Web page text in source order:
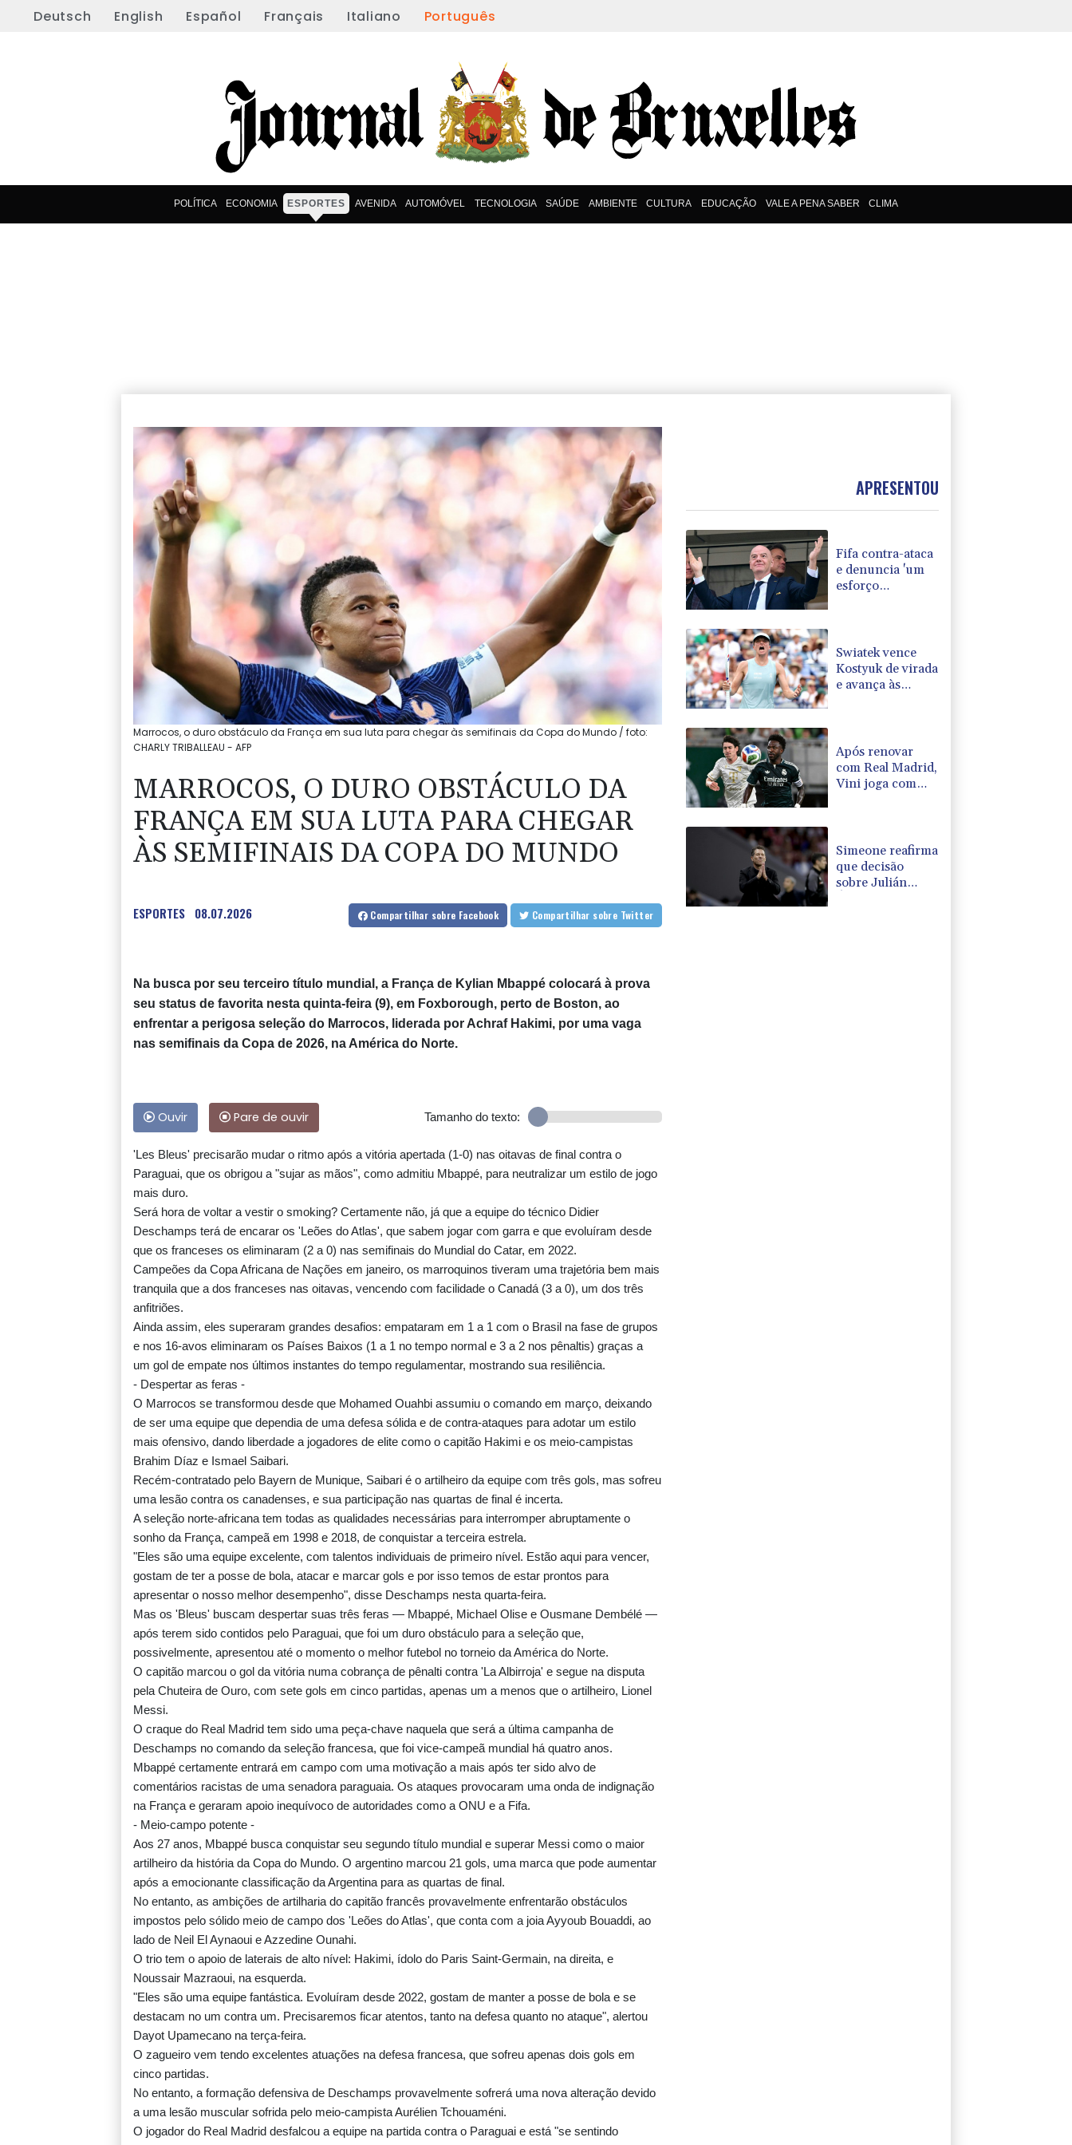
Deutsch English Español Français Italiano Português
POLÍTICA ECONOMIA ESPORTES AVENIDA AUTOMÓVEL TECNOLOGIA SAÚDE AMBIENTE CULTURA EDUCAÇÃO VALE A PENA SABER CLIMA
Marrocos, o duro obstáculo da França em sua luta para chegar às semifinais da Copa do Mundo / foto:
CHARLY TRIBALLEAU - AFP
MARROCOS, O DURO OBSTÁCULO DA
FRANÇA EM SUA LUTA PARA CHEGAR
ÀS SEMIFINAIS DA COPA DO MUNDO
ESPORTES 08.07.2026 Compartilhar sobre Facebook Compartilhar sobre Twitter
Na busca por seu terceiro título mundial, a França de Kylian Mbappé colocará à prova
seu status de favorita nesta quinta-feira (9), em Foxborough, perto de Boston, ao
enfrentar a perigosa seleção do Marrocos, liderada por Achraf Hakimi, por uma vaga
nas semifinais da Copa de 2026, na América do Norte.
Ouvir Pare de ouvir Tamanho do texto:
'Les Bleus' precisarão mudar o ritmo após a vitória apertada (1-0) nas oitavas de final contra o
Paraguai, que os obrigou a "sujar as mãos", como admitiu Mbappé, para neutralizar um estilo de jogo
mais duro.
Será hora de voltar a vestir o smoking? Certamente não, já que a equipe do técnico Didier
Deschamps terá de encarar os 'Leões do Atlas', que sabem jogar com garra e que evoluíram desde
que os franceses os eliminaram (2 a 0) nas semifinais do Mundial do Catar, em 2022.
Campeões da Copa Africana de Nações em janeiro, os marroquinos tiveram uma trajetória bem mais
tranquila que a dos franceses nas oitavas, vencendo com facilidade o Canadá (3 a 0), um dos três
anfitriões.
Ainda assim, eles superaram grandes desafios: empataram em 1 a 1 com o Brasil na fase de grupos
e nos 16-avos eliminaram os Países Baixos (1 a 1 no tempo normal e 3 a 2 nos pênaltis) graças a
um gol de empate nos últimos instantes do tempo regulamentar, mostrando sua resiliência.
- Despertar as feras -
O Marrocos se transformou desde que Mohamed Ouahbi assumiu o comando em março, deixando
de ser uma equipe que dependia de uma defesa sólida e de contra-ataques para adotar um estilo
mais ofensivo, dando liberdade a jogadores de elite como o capitão Hakimi e os meio-campistas
Brahim Díaz e Ismael Saibari.
Recém-contratado pelo Bayern de Munique, Saibari é o artilheiro da equipe com três gols, mas sofreu
uma lesão contra os canadenses, e sua participação nas quartas de final é incerta.
A seleção norte-africana tem todas as qualidades necessárias para interromper abruptamente o
sonho da França, campeã em 1998 e 2018, de conquistar a terceira estrela.
"Eles são uma equipe excelente, com talentos individuais de primeiro nível. Estão aqui para vencer,
gostam de ter a posse de bola, atacar e marcar gols e por isso temos de estar prontos para
apresentar o nosso melhor desempenho", disse Deschamps nesta quarta-feira.
Mas os 'Bleus' buscam despertar suas três feras — Mbappé, Michael Olise e Ousmane Dembélé —
após terem sido contidos pelo Paraguai, que foi um duro obstáculo para a seleção que,
possivelmente, apresentou até o momento o melhor futebol no torneio da América do Norte.
O capitão marcou o gol da vitória numa cobrança de pênalti contra 'La Albirroja' e segue na disputa
pela Chuteira de Ouro, com sete gols em cinco partidas, apenas um a menos que o artilheiro, Lionel
Messi.
O craque do Real Madrid tem sido uma peça-chave naquela que será a última campanha de
Deschamps no comando da seleção francesa, que foi vice-campeã mundial há quatro anos.
Mbappé certamente entrará em campo com uma motivação a mais após ter sido alvo de
comentários racistas de uma senadora paraguaia. Os ataques provocaram uma onda de indignação
na França e geraram apoio inequívoco de autoridades como a ONU e a Fifa.
- Meio-campo potente -
Aos 27 anos, Mbappé busca conquistar seu segundo título mundial e superar Messi como o maior
artilheiro da história da Copa do Mundo. O argentino marcou 21 gols, uma marca que pode aumentar
após a emocionante classificação da Argentina para as quartas de final.
No entanto, as ambições de artilharia do capitão francês provavelmente enfrentarão obstáculos
impostos pelo sólido meio de campo dos 'Leões do Atlas', que conta com a joia Ayyoub Bouaddi, ao
lado de Neil El Aynaoui e Azzedine Ounahi.
O trio tem o apoio de laterais de alto nível: Hakimi, ídolo do Paris Saint-Germain, na direita, e
Noussair Mazraoui, na esquerda.
"Eles são uma equipe fantástica. Evoluíram desde 2022, gostam de manter a posse de bola e se
destacam no um contra um. Precisaremos ficar atentos, tanto na defesa quanto no ataque", alertou
Dayot Upamecano na terça-feira.
O zagueiro vem tendo excelentes atuações na defesa francesa, que sofreu apenas dois gols em
cinco partidas.
No entanto, a formação defensiva de Deschamps provavelmente sofrerá uma nova alteração devido
a uma lesão muscular sofrida pelo meio-campista Aurélien Tchouaméni.
O jogador do Real Madrid desfalcou a equipe na partida contra o Paraguai e está "se sentindo
APRESENTOU
Fifa contra-ataca
e denuncia 'um
esforço
Swiatek vence
Kostyuk de virada
e avança às
Após renovar
com Real Madrid,
Vini joga com
Ferencvaros
Simeone reafirma
que decisão
sobre Julián